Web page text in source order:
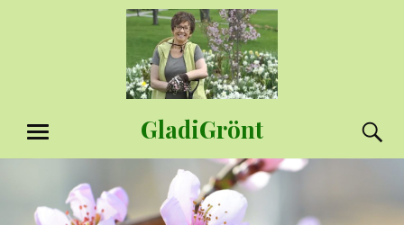
GladiGrönt
MENY